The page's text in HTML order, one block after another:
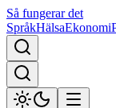
Så fungerar det
SpråkHälsaEkonomi